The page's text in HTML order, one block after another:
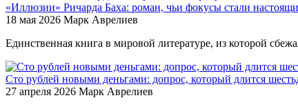
«Иллюзии» Ричарда Баха: роман, чьи фокусы стали
18 мая 2026 Марк Аврелиев
Единственная книга в мировой литературе, из которой
Сто рублей новыми деньгами: допрос, который длится
27 апреля 2026 Марк Аврелиев